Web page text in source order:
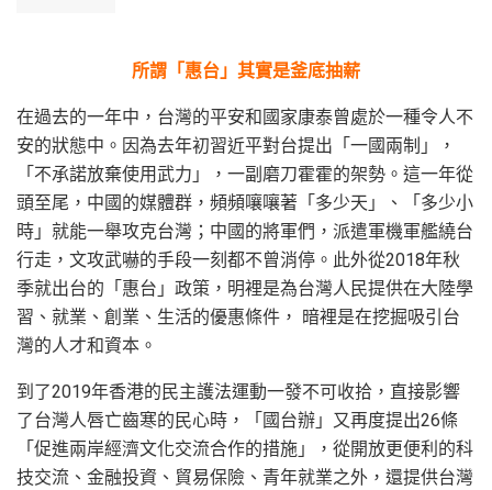
所謂「惠台」其實是釜底抽薪
在過去的一年中，台灣的平安和國家康泰曾處於一種令人不
安的狀態中。因為去年初習近平對台提出「一國兩制」，
「不承諾放棄使用武力」，一副磨刀霍霍的架勢。這一年從
頭至尾，中國的媒體群，頻頻嚷嚷著「多少天」、「多少小
時」就能一舉攻克台灣；中國的將軍們，派遣軍機軍艦繞台
行走，文攻武嚇的手段一刻都不曾消停。此外從2018年秋
季就出台的「惠台」政策，明裡是為台灣人民提供在大陸學
習、就業、創業、生活的優惠條件， 暗裡是在挖掘吸引台
灣的人才和資本。
到了2019年香港的民主護法運動一發不可收拾，直接影響
了台灣人唇亡齒寒的民心時，「國台辦」又再度提出26條
「促進兩岸經濟文化交流合作的措施」，從開放更便利的科
技交流、金融投資、貿易保險、青年就業之外，還提供台灣